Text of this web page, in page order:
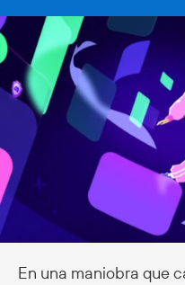
En una maniobra que